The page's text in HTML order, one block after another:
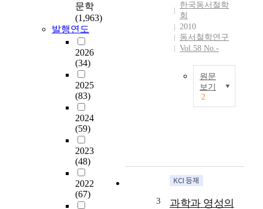
문학
(1,963)
발행연도
2026
(34)
2025
(83)
2024
(59)
2023
(48)
2022
(67)
한국동서철학
회
2010
동서철학연구
Vol.58 No.-
원문
보기
2
3
과학과 영성의